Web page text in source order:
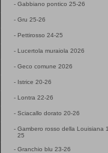
- Gabbiano pontico 25-26
- Gru 25-26
- Pettirosso 24-25
- Lucertola muraiola 2026
- Geco comune 2026
- Istrice 20-26
- Lontra 22-26
- Sciacallo dorato 20-26
- Gambero rosso della Louisiana
25
- Granchio blu 23-26